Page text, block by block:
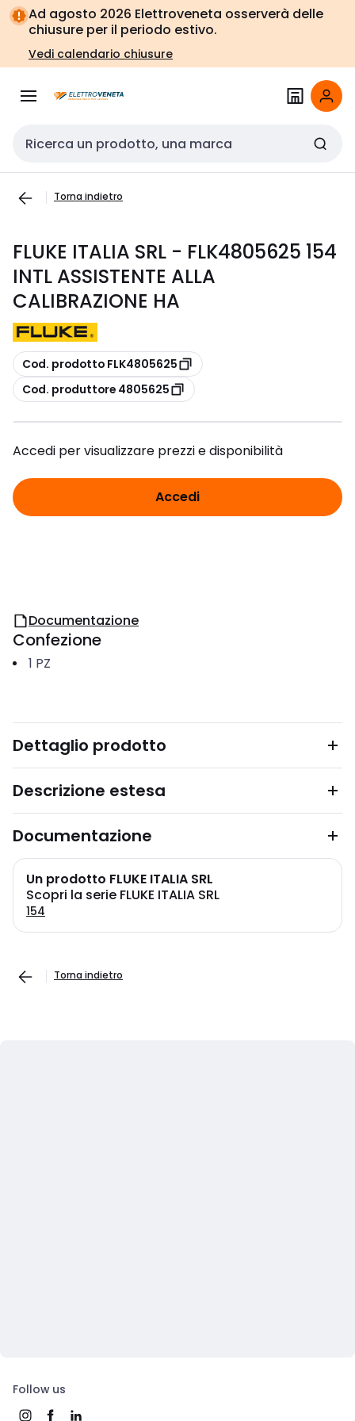
Vai alla
navigazione
Vai
alla
pagina
Ad agosto 2026 Elettroveneta osserverà delle
chiusure per il periodo estivo.
Vedi calendario chiusure
Cerca input
Torna indietro
FLUKE ITALIA SRL - FLK4805625 154
INTL ASSISTENTE ALLA
CALIBRAZIONE HA
copia
Cod. prodotto FLK4805625
copia
Cod. produttore 4805625
Accedi per visualizzare prezzi e disponibilità
Accedi
Documentazione
Confezione
1 PZ
Dettaglio prodotto
Descrizione estesa
Documentazione
Un prodotto FLUKE ITALIA SRL
Scopri la serie FLUKE ITALIA SRL
154
Torna indietro
Follow us